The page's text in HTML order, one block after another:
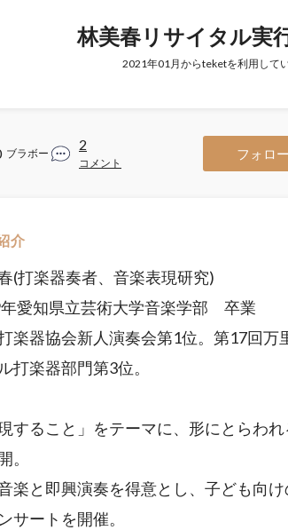
林美春リサイタル実
2021年01月からteketを利用して
ブラボー
2
コメント
フォロ
介
(打楽器奏者、音楽表現研究)
愛知県立芸術大学音楽学部 卒業
楽器協会新人演奏会第1位。第17回万
打楽器部門第3位。
現すること」をテーマに、形にとらわ
。
楽と即興演奏を得意とし、子ども向
サートを開催。